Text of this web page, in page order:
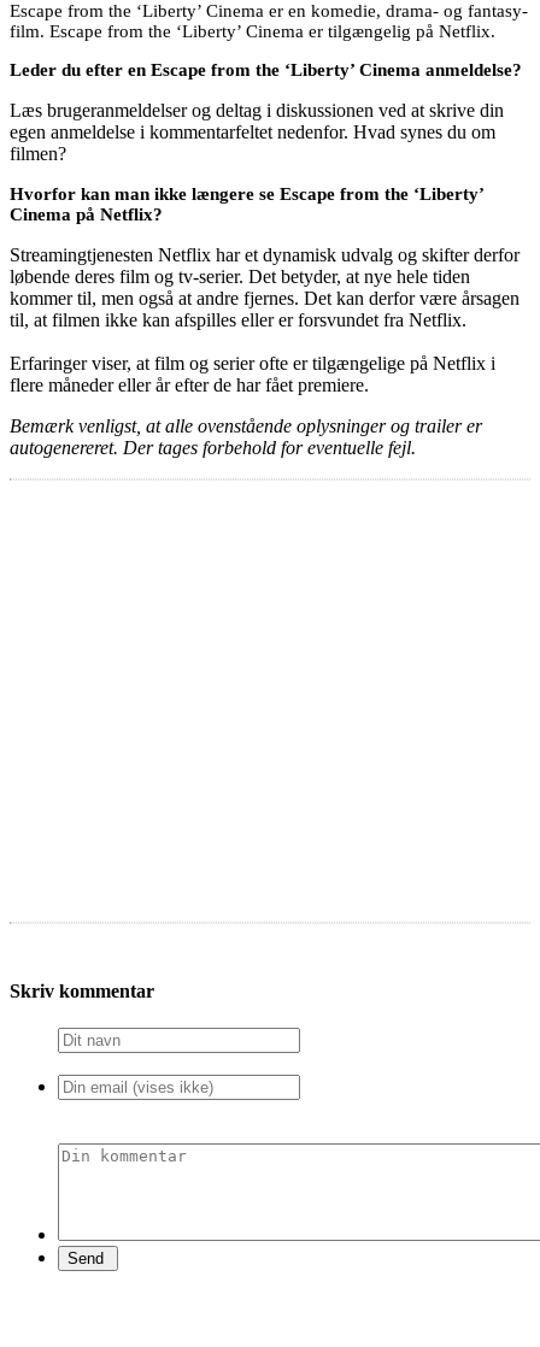
Escape from the ‘Liberty’ Cinema er en komedie, drama- og fantasy-
film. Escape from the ‘Liberty’ Cinema er tilgængelig på Netflix.
Leder du efter en Escape from the ‘Liberty’ Cinema anmeldelse?
Læs brugeranmeldelser og deltag i diskussionen ved at skrive din
egen anmeldelse i kommentarfeltet nedenfor. Hvad synes du om
filmen?
Hvorfor kan man ikke længere se Escape from the ‘Liberty’
Cinema på Netflix?
Streamingtjenesten Netflix har et dynamisk udvalg og skifter derfor
løbende deres film og tv-serier. Det betyder, at nye hele tiden
kommer til, men også at andre fjernes. Det kan derfor være årsagen
til, at filmen ikke kan afspilles eller er forsvundet fra Netflix.
Erfaringer viser, at film og serier ofte er tilgængelige på Netflix i
flere måneder eller år efter de har fået premiere.
Bemærk venligst, at alle ovenstående oplysninger og trailer er
autogenereret. Der tages forbehold for eventuelle fejl.
Skriv kommentar